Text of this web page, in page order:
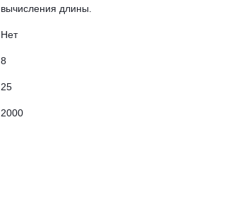
вычисления длины.
Нет
8
25
2000